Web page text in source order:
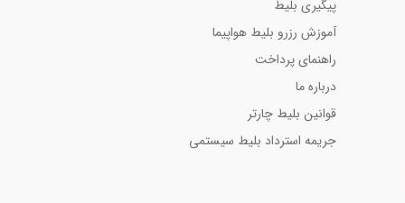
پیگیری بلیط
آموزش رزرو بلیط هواپیما
راهنمای پرداخت
درباره ما
قوانین بلیط چارتر
جریمه استرداد بلیط سیستمی